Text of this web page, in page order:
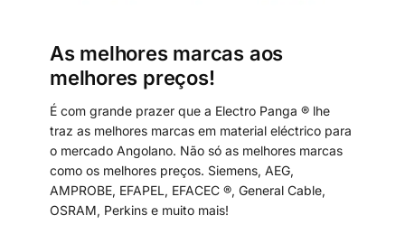
As melhores marcas aos
melhores preços!
É com grande prazer que a Electro Panga ® lhe
traz as melhores marcas em material eléctrico para
o mercado Angolano. Não só as melhores marcas
como os melhores preços. Siemens, AEG,
AMPROBE, EFAPEL, EFACEC ®, General Cable,
OSRAM, Perkins e muito mais!